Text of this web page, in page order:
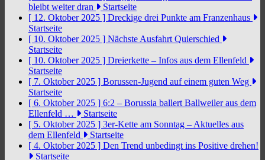
bleibt weiter dran
Startseite
[ 12. Oktober 2025 ] Dreckige drei Punkte am Franzenhaus
Startseite
[ 10. Oktober 2025 ] Nächste Ausfahrt Quierschied
Startseite
[ 10. Oktober 2025 ] Dreierkette – Infos aus dem Ellenfeld
Startseite
[ 7. Oktober 2025 ] Borussen-Jugend auf einem guten Weg
Startseite
[ 6. Oktober 2025 ] 6:2 – Borussia ballert Ballweiler aus dem
Ellenfeld …
Startseite
[ 5. Oktober 2025 ] 3er-Kette am Sonntag – Aktuelles aus
dem Ellenfeld
Startseite
[ 4. Oktober 2025 ] Den Trend unbedingt ins Positive drehen!
Startseite